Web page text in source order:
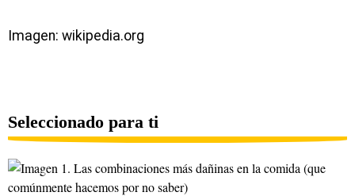
Imagen: wikipedia.org
Seleccionado para ti